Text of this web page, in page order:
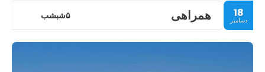
18
دسامبر همراهی ۵شبشب